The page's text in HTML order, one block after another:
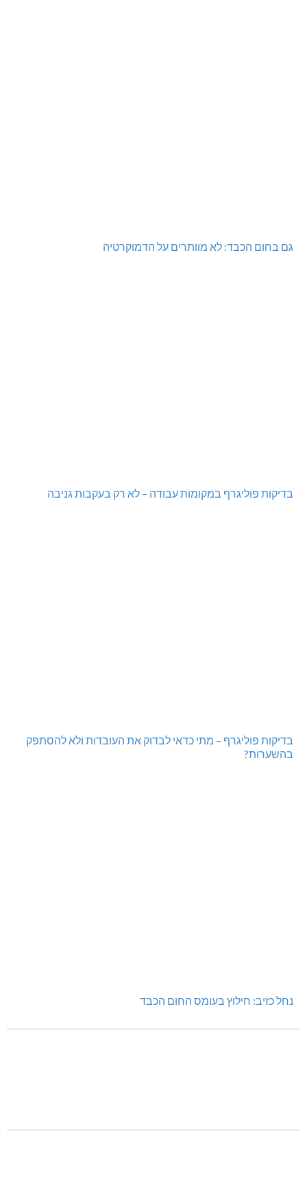
גם בחום הכבד: לא מוותרים על הדמוקרטיה
בדיקות פוליגרף במקומות עבודה – לא רק בעקבות גניבה
בדיקות פוליגרף – מתי כדאי לבדוק את העובדות ולא להסתפק
בהשערות?
נחל כזיב: חילוץ בעומס החום הכבד